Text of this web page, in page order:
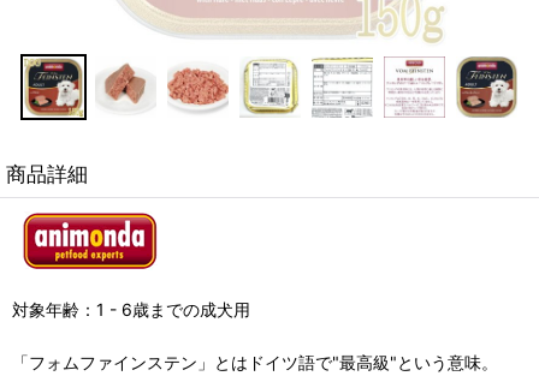
商品詳細
対象年齢：1 - 6歳までの成犬用
「フォムファインステン」とはドイツ語で"最高級"という意味。